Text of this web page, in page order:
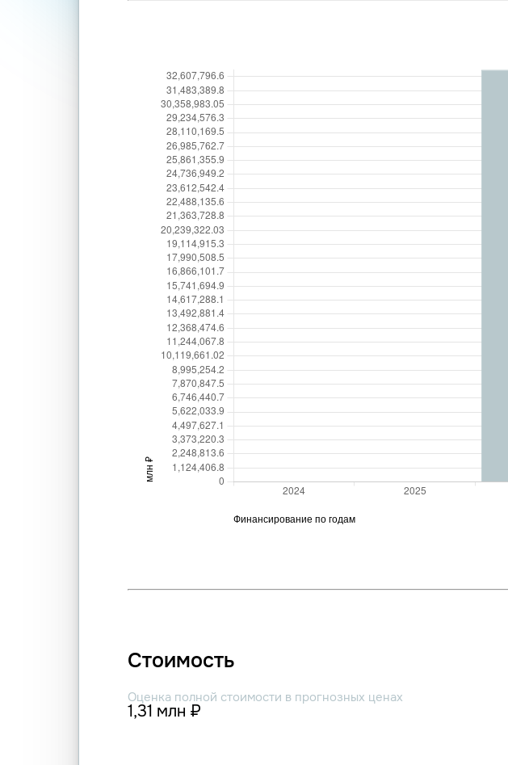
Стоимость
Оценка полной стоимости в прогнозных ценах
1,31 млн ₽